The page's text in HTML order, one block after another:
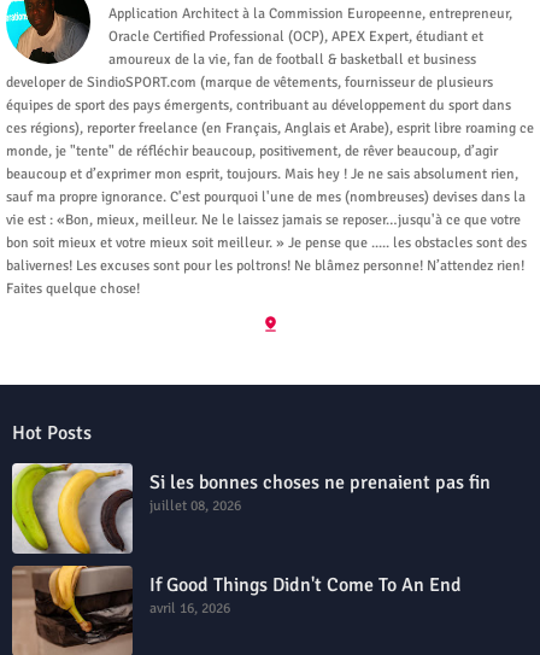
Application Architect à la Commission Europeenne, entrepreneur,
Oracle Certified Professional (OCP), APEX Expert, étudiant et
amoureux de la vie, fan de football & basketball et business
developer de SindioSPORT.com (marque de vêtements, fournisseur de plusieurs
équipes de sport des pays émergents, contribuant au développement du sport dans
ces régions), reporter freelance (en Français, Anglais et Arabe), esprit libre roaming ce
monde, je "tente" de réfléchir beaucoup, positivement, de rêver beaucoup, d’agir
beaucoup et d’exprimer mon esprit, toujours. Mais hey ! Je ne sais absolument rien,
sauf ma propre ignorance. C'est pourquoi l'une de mes (nombreuses) devises dans la
vie est : «Bon, mieux, meilleur. Ne le laissez jamais se reposer…jusqu'à ce que votre
bon soit mieux et votre mieux soit meilleur. » Je pense que ..... les obstacles sont des
balivernes! Les excuses sont pour les poltrons! Ne blâmez personne! N’attendez rien!
Faites quelque chose!
Hot Posts
Si les bonnes choses ne prenaient pas fin
juillet 08, 2026
If Good Things Didn't Come To An End
avril 16, 2026